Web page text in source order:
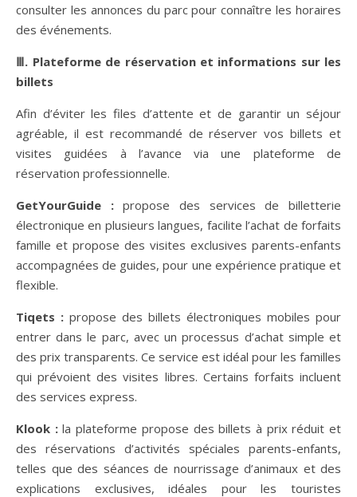
consulter les annonces du parc pour connaître les horaires
des événements.
Ⅲ. Plateforme de réservation et informations sur les
billets
Afin d’éviter les files d’attente et de garantir un séjour
agréable, il est recommandé de réserver vos billets et
visites guidées à l’avance via une plateforme de
réservation professionnelle.
GetYourGuide :propose des services de billetterie
électronique en plusieurs langues, facilite l’achat de forfaits
famille et propose des visites exclusives parents-enfants
accompagnées de guides, pour une expérience pratique et
flexible.
Tiqets : propose des billets électroniques mobiles pour
entrer dans le parc, avec un processus d’achat simple et
des prix transparents. Ce service est idéal pour les familles
qui prévoient des visites libres. Certains forfaits incluent
des services express.
Klook :la plateforme propose des billets à prix réduit et
des réservations d’activités spéciales parents-enfants,
telles que des séances de nourrissage d’animaux et des
explications exclusives, idéales pour les touristes